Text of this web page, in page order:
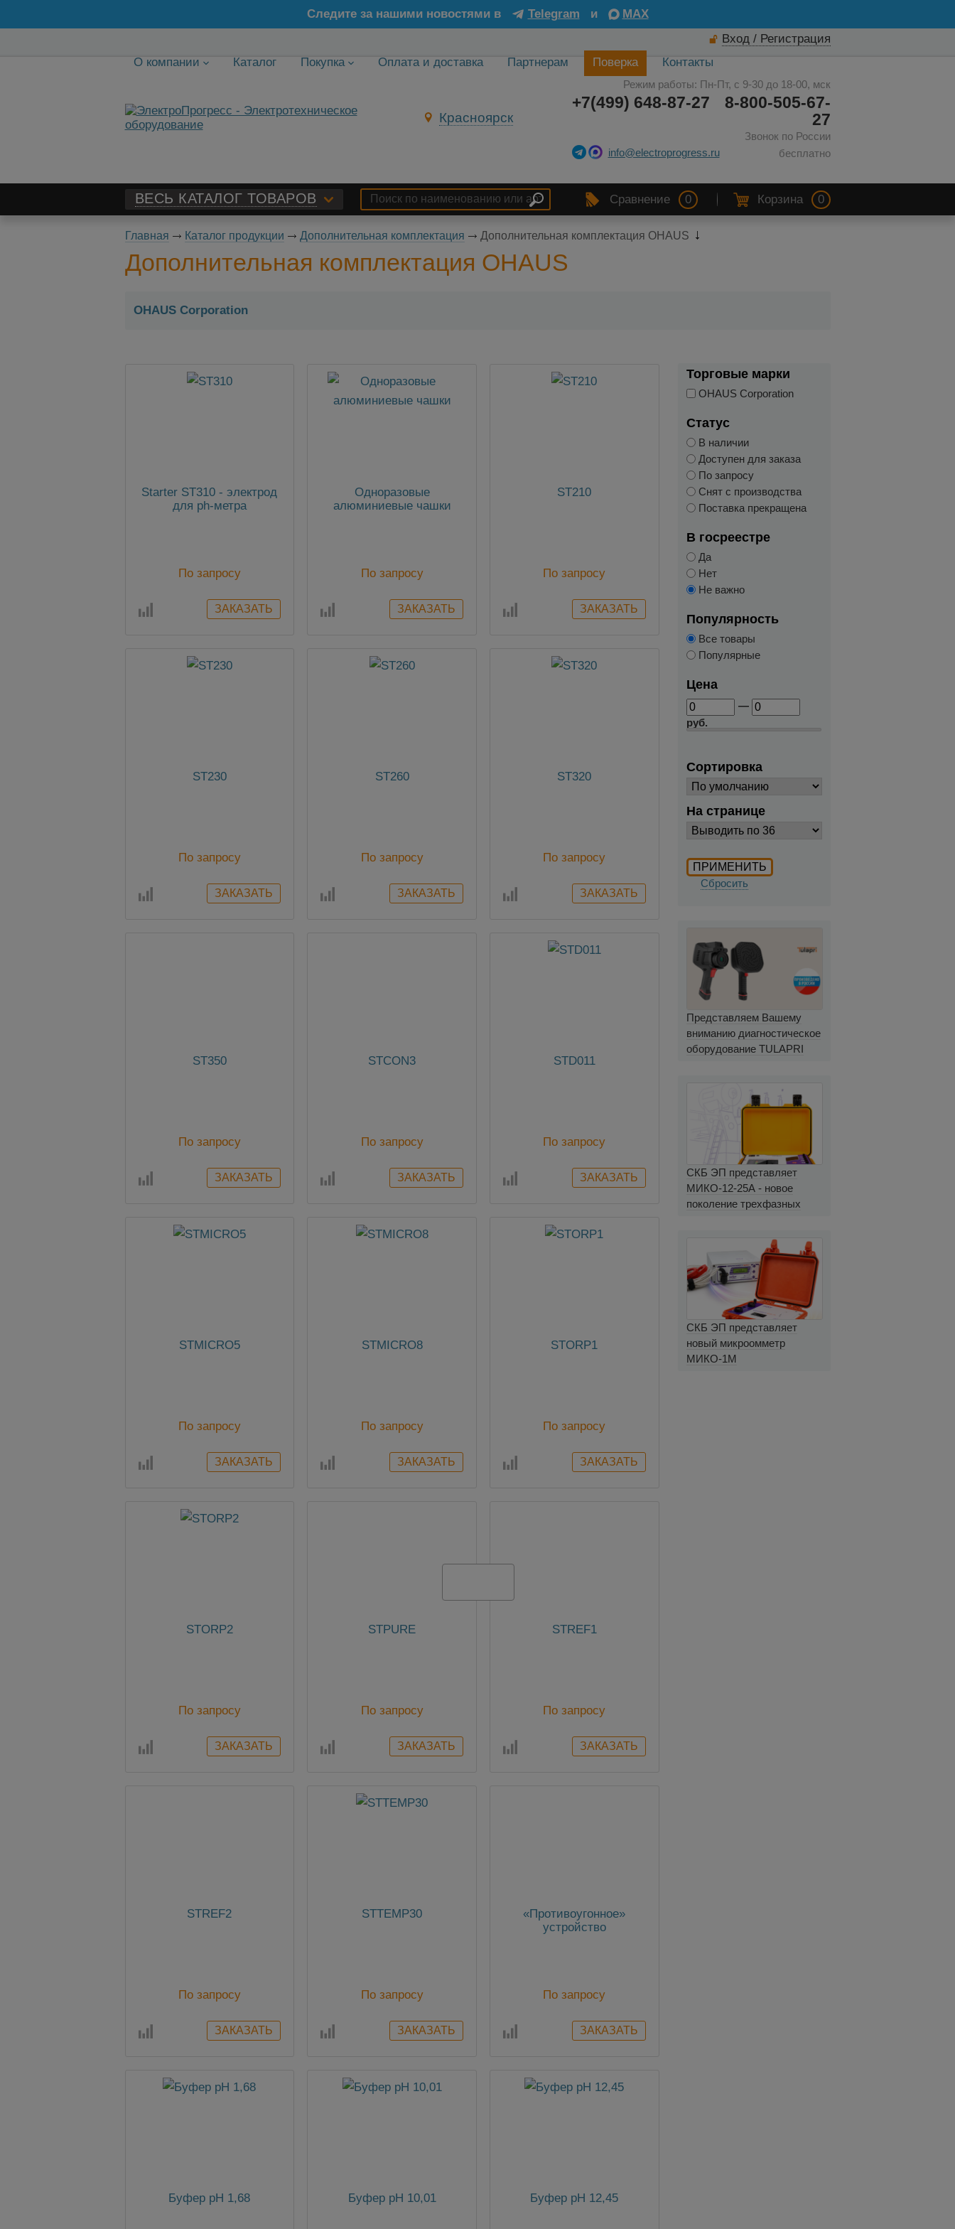
Следите за нашими новостями в Telegram и
MAX
Вход / Регистрация
О компании
Каталог Покупка Оплата и доставка Партнерам Поверка Контакты
Красноярск
Режим работы: Пн-Пт, с 9-30 до 18-00, мск
8-800-505-67-
27
Звонок по России
бесплатно
+7(499) 648-87-27
info@electroprogress.ru
ВЕСЬ КАТАЛОГ ТОВАРОВ Сравнение 0 Корзина 0
Главная Каталог продукции Дополнительная комплектация Дополнительная комплектация OHAUS
Дополнительная комплектация OHAUS
OHAUS Corporation
Starter ST310 - электрод
для ph-метра
По запросу
Одноразовые
алюминиевые чашки
По запросу
ST210
По запросу
ST230
По запросу
ST260
По запросу
ST320
По запросу
ST350
По запросу
STCON3
По запросу
STD011
По запросу
STMICRO5
По запросу
STMICRO8
По запросу
STORP1
По запросу
STORP2
По запросу
STPURE
По запросу
STREF1
По запросу
STREF2
По запросу
STTEMP30
По запросу
«Противоугонное»
устройство
По запросу
Буфер pH 1,68 Буфер pH 10,01 Буфер pH 12,45
Торговые марки
OHAUS Corporation
Статус
В наличии
Доступен для заказа
По запросу
Снят с производства
Поставка прекращена
В госреестре
Да
Нет
Не важно
Популярность
Все товары
Популярные
Цена
—
руб.
Сортировка
На странице
Сбросить
Представляем Вашему
вниманию диагностическое
оборудование TULAPRI
СКБ ЭП представляет
МИКО-12-25А - новое
поколение трехфазных
СКБ ЭП представляет
новый микроомметр
МИКО-1М